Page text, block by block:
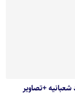
+تصاویر